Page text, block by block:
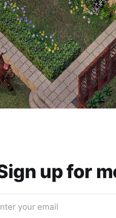
up for
your email